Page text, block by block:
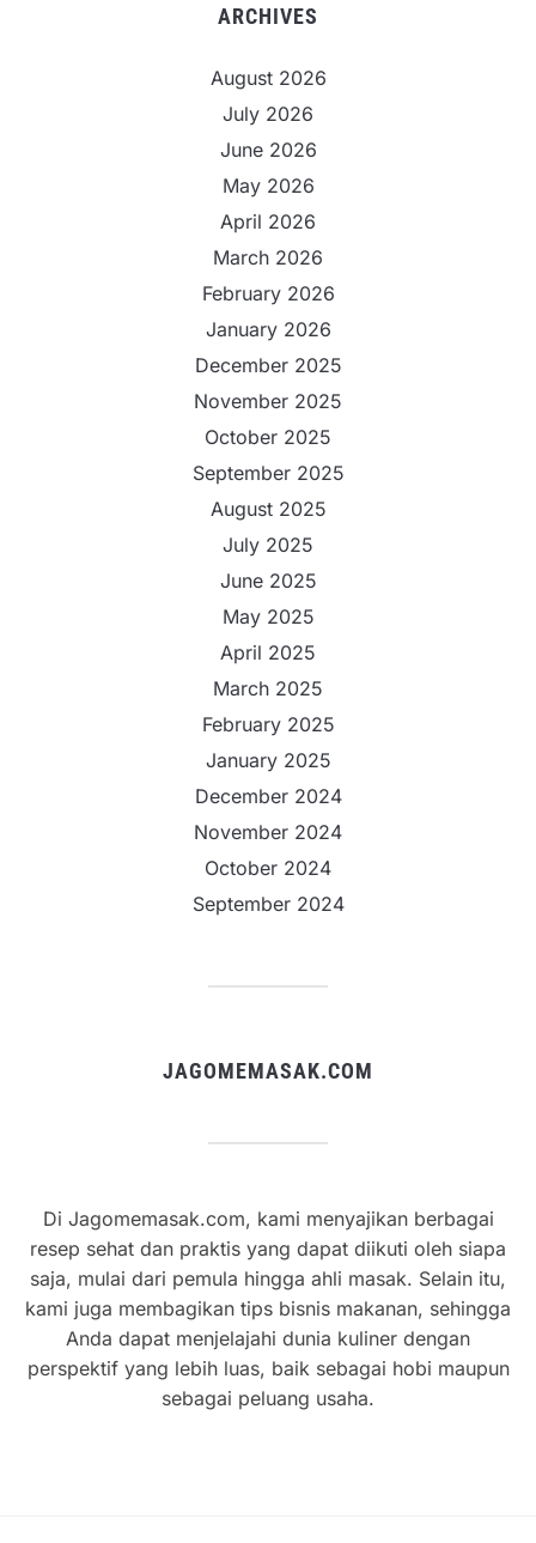
ARCHIVES
August 2026
July 2026
June 2026
May 2026
April 2026
March 2026
February 2026
January 2026
December 2025
November 2025
October 2025
September 2025
August 2025
July 2025
June 2025
May 2025
April 2025
March 2025
February 2025
January 2025
December 2024
November 2024
October 2024
September 2024
JAGOMEMASAK.COM
Di Jagomemasak.com, kami menyajikan berbagai
resep sehat dan praktis yang dapat diikuti oleh siapa
saja, mulai dari pemula hingga ahli masak. Selain itu,
kami juga membagikan tips bisnis makanan, sehingga
Anda dapat menjelajahi dunia kuliner dengan
perspektif yang lebih luas, baik sebagai hobi maupun
sebagai peluang usaha.